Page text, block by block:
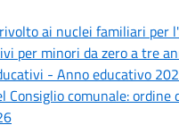
ai nuclei familiari per
per minori da zero a tre
- Anno educativo
Consiglio comunale: ordine